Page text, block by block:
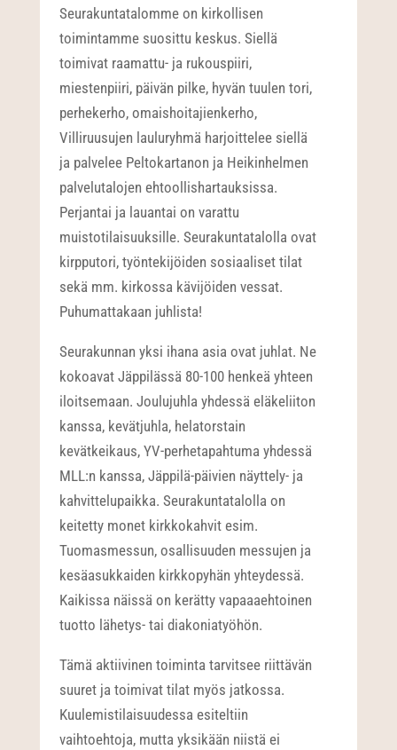
Seurakuntatalomme on kirkollisen
toimintamme suosittu keskus. Siellä
toimivat raamattu- ja rukouspiiri,
miestenpiiri, päivän pilke, hyvän tuulen tori,
perhekerho, omaishoitajienkerho,
Villiruusujen lauluryhmä harjoittelee siellä
ja palvelee Peltokartanon ja Heikinhelmen
palvelutalojen ehtoollishartauksissa.
Perjantai ja lauantai on varattu
muistotilaisuuksille. Seurakuntatalolla ovat
kirpputori, työntekijöiden sosiaaliset tilat
sekä mm. kirkossa kävijöiden vessat.
Puhumattakaan juhlista!
Seurakunnan yksi ihana asia ovat juhlat. Ne
kokoavat Jäppilässä 80-100 henkeä yhteen
iloitsemaan. Joulujuhla yhdessä eläkeliiton
kanssa, kevätjuhla, helatorstain
kevätkeikaus, YV-perhetapahtuma yhdessä
MLL:n kanssa, Jäppilä-päivien näyttely- ja
kahvittelupaikka. Seurakuntatalolla on
keitetty monet kirkkokahvit esim.
Tuomasmessun, osallisuuden messujen ja
kesäasukkaiden kirkkopyhän yhteydessä.
Kaikissa näissä on kerätty vapaaaehtoinen
tuotto lähetys- tai diakoniatyöhön.
Tämä aktiivinen toiminta tarvitsee riittävän
suuret ja toimivat tilat myös jatkossa.
Kuulemistilaisuudessa esiteltiin
vaihtoehtoja, mutta yksikään niistä ei